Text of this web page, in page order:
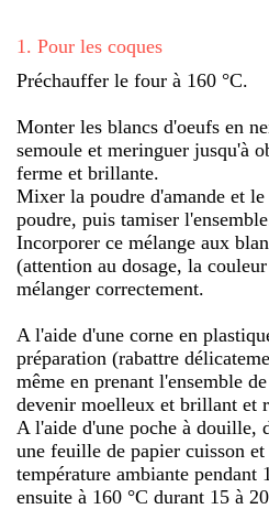
1 . Pour les coques
Préchauffer le four à 160 °C.
Monter les blancs d'oeufs en
semoule et meringuer jusqu'à
ferme et brillante.
Mixer la poudre d'amande et
poudre, puis tamiser
Incorporer ce mélange aux
(attention au dosage, la
mélanger correctement.
A l'aide d'une corne en
préparation (rabattre
même en prenant l'ensemble
devenir moelleux et brillant et
A l'aide d'une poche à douille,
une feuille de papier cuisson
température ambiante pendant
ensuite à 160 °C durant 15 à